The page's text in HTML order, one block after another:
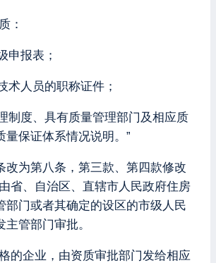
：
申报表；
术人员的职称证件；
制度、具有质量管理部门及相应质
量保证体系情况说明。”
改为第八条，第三款、第四款修改
省、自治区、直辖市人民政府住房
部门或者其确定的设区的市级人民
管部门审批。
的企业，由资质审批部门发给相应